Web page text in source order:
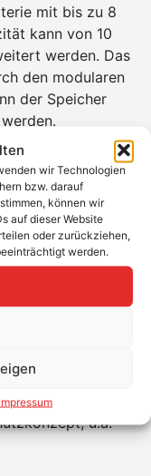
wir Technologien
bzw. darauf
können wir
auf dieser Website
oder zurückziehen,
werden.
Impressum
mit bis zu 8
kann von 10
werden. Das
den modularen
der Speicher
den
und integriert ihn
abgestimmte
und einer
maximale
u.a.